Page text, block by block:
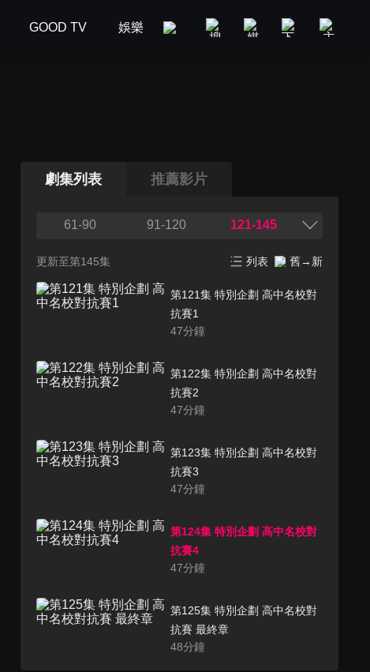
GOOD TV 娛樂 美食旅遊 新聞政論
劇集列表 推薦影片
61-90 91-120 121-145
更新至第145集 列表 舊→新
第121集 特別企劃 高中名校對
抗賽1
47分鐘
第122集 特別企劃 高中名校對
抗賽2
47分鐘
第123集 特別企劃 高中名校對
抗賽3
47分鐘
第124集 特別企劃 高中名校對
抗賽4
47分鐘
第125集 特別企劃 高中名校對
抗賽 最終章
48分鐘